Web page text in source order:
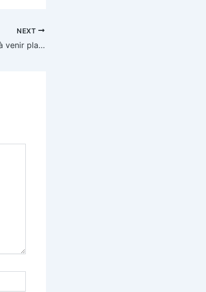
NEXT
28/04/2026 Invitation à venir planter des fleurs d’ornements du village